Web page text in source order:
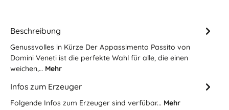
Beschreibung
Genussvolles in Kürze Der Appassimento Passito von
Domini Veneti ist die perfekte Wahl für alle, die einen
weichen,… Mehr
Infos zum Erzeuger
Folgende Infos zum Erzeuger sind verfübar... Mehr